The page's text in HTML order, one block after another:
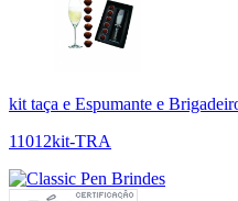
kit taça e Espumante e
11012kit-TRA